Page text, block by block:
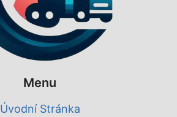
Menu
Úvodní Stránka